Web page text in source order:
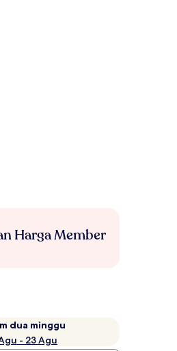
Harga Member
dua minggu
- 23 Agu